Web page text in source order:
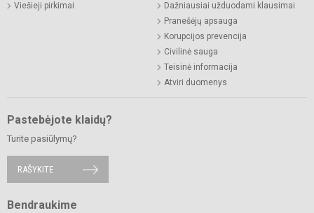
Viešieji pirkimai
Dažniausiai užduodami klausimai
Pranešėjų apsauga
Korupcijos prevencija
Civilinė sauga
Teisinė informacija
Atviri duomenys
Pastebėjote klaidų?
Turite pasiūlymų?
RAŠYKITE
Bendraukime